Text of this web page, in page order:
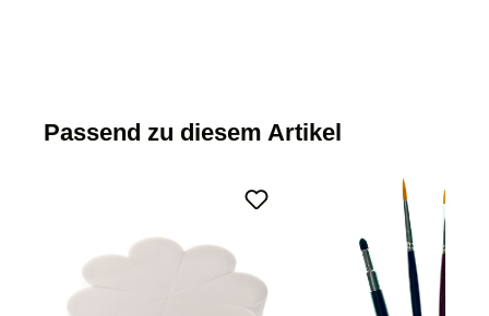
Passend zu diesem Artikel